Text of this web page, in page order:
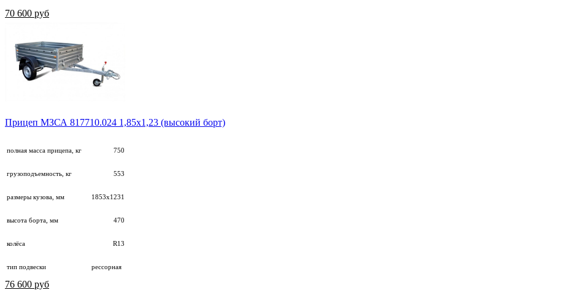
70 600 руб
Прицеп МЗСА 817710.024 1,85х1,23 (высокий борт)
полная масса прицепа, кг 750
грузоподъемность, кг 553
размеры кузова, мм 1853х1231
высота борта, мм 470
колёса R13
тип подвески рессорная
76 600 руб